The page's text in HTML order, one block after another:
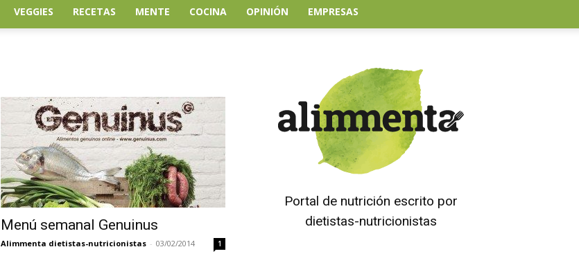
VEGGIES RECETAS MENTE COCINA OPINIÓN EMPRESAS
Menú semanal Genuinus
Alimmenta dietistas-nutricionistas - 03/02/2014 1
Portal de nutrición escrito por
dietistas-nutricionistas